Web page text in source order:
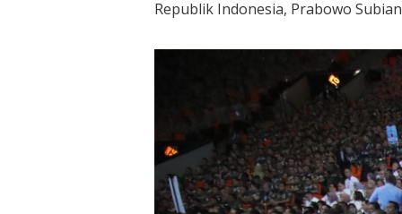
Republik Indonesia, Prabowo